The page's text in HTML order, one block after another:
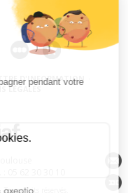
D'INFORMATION
LÉGALES
droits réservés.